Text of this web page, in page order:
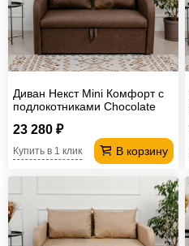
Диван Некст Mini Комфорт с
подлокотниками Chocolate
23 280 ₽
В корзину
Купить в 1 клик